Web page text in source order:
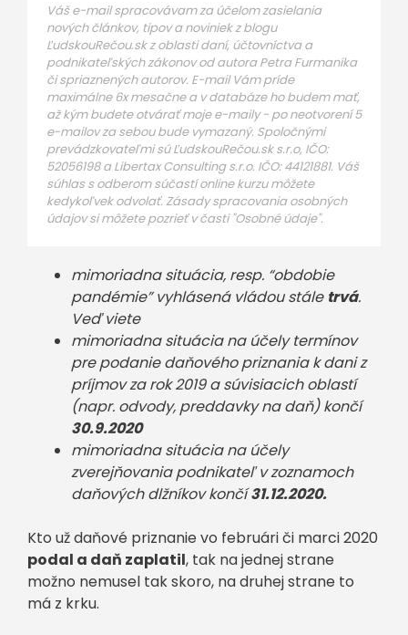
Váš e-mail spracovávam za účelom zasielania
nových článkov, tipov a noviniek z blogu
ĽudskouRečou.sk z oblasti daní, účtovníctva a
podnikateľských zákonov od autora Petra Furmaníka
či spriaznených autorov. E-mail Vám príde
maximálne 6x mesačne a v databáze ho budem mať,
až kým budete otvárať moje e-maily - po neotvorení 5
e-mailov za sebou bude vymazaný. Spoločnými
prevádzkovateľmi sú ĽudskouRečou.sk s.r.o, IČO:
52056198 a Libertax Consulting s.r.o. IČO: 44121881. Váš
súhlas s odberom súčastí online kurzu môžete
kedykoľvek odvolať. Zásady spracovania osobných
údajov si môžete pozrieť v časti "Osobné údaje".
mimoriadna situácia, resp. “obdobie
pandémie” vyhlásená vládou stále trvá.
Veď viete
mimoriadna situácia na účely termínov
pre podanie daňového priznania k dani z
príjmov za rok 2019 a súvisiacich oblastí
(napr. odvody, preddavky na daň) končí
30.9.2020
mimoriadna situácia na účely
zverejňovania podnikateľ v zoznamoch
daňových dlžníkov končí31.12.2020.
Kto už daňové priznanie vo februári či marci 2020
podal a daň zaplatil, tak na jednej strane
možno nemusel tak skoro, na druhej strane to
má z krku.